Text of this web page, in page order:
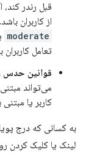
قبل رندر
از کاربران
moderate
تعامل کاربران
قوانین حدس
می‌تواند
کاربر یا
به کسانی که درج
لینک یا کلیک کردن